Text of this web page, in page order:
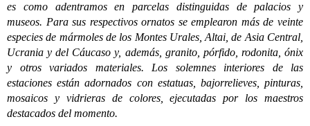
es como adentramos en parcelas distinguidas de palacios y
museos. Para sus respectivos ornatos se emplearon más de veinte
especies de mármoles de los Montes Urales, Altai, de Asia Central,
Ucrania y del Cáucaso y, además, granito, pórfido, rodonita, ónix
y otros variados materiales. Los solemnes interiores de las
estaciones están adornados con estatuas, bajorrelieves, pinturas,
mosaicos y vidrieras de colores, ejecutadas por los maestros
destacados del momento.